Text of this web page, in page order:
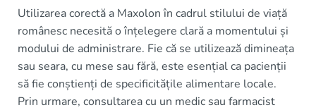
Utilizarea corectă a Maxolon în cadrul stilului de viață
românesc necesită o înțelegere clară a momentului și
modului de administrare. Fie că se utilizează dimineața
sau seara, cu mese sau fără, este esențial ca pacienții
să fie conștienți de specificitățile alimentare locale.
Prin urmare, consultarea cu un medic sau farmacist